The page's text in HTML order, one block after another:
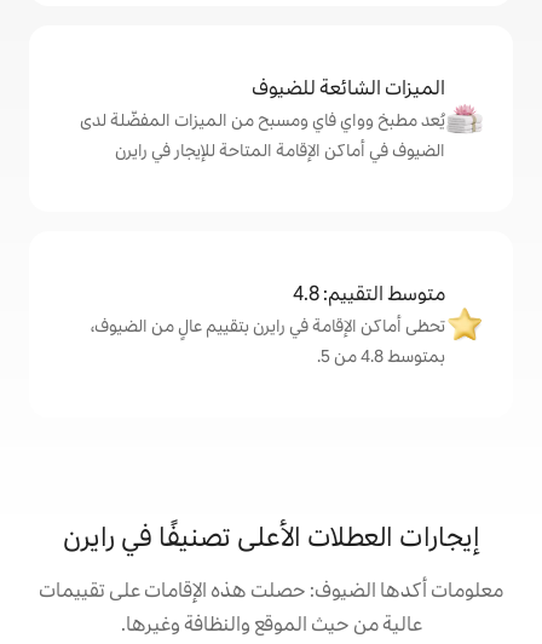
ومسبح من الميزات المفضّلة لدى
المتاحة للإيجار في رايرن
في رايرن بتقييم عالٍ من الضيوف،
الأعلى تصنيفًا في رايرن
حصلت هذه الإقامات على تقييمات
الموقع والنظافة وغيرها.